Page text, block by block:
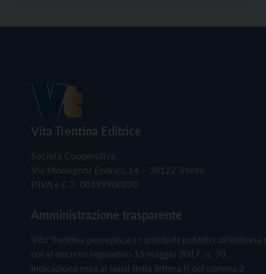
Vita Trentina Editrice
Società Cooperativa
Via Monsignor Endrici, 14 – 38122 Trento
P.IVA e C.F. 00199960220
Amministrazione trasparente
Vita Trentina percepisce i contributi pubblici all'editoria
cui al decreto legislativo 15 maggio 2017, n. 70.
Indicazione resa ai sensi della lettera f) del comma 2